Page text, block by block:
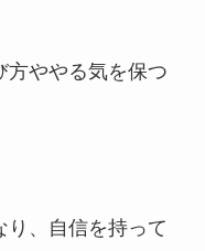
方ややる気を保つ
り、自信を持って